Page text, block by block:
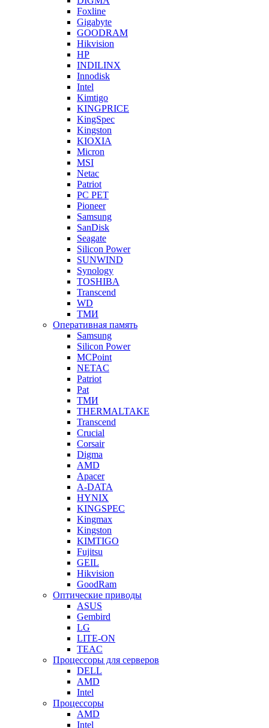
Foxline
Gigabyte
GOODRAM
Hikvision
HP
INDILINX
Innodisk
Intel
Kimtigo
KINGPRICE
KingSpec
Kingston
KIOXIA
Micron
MSI
Netac
Patriot
PC PET
Pioneer
Samsung
SanDisk
Seagate
Silicon Power
SUNWIND
Synology
TOSHIBA
Transcend
WD
ТМИ
Оперативная память
Samsung
Silicon Power
MCPoint
NETAC
Patriot
Pat
ТМИ
THERMALTAKE
Transcend
Crucial
Corsair
Digma
AMD
Apacer
A-DATA
HYNIX
KINGSPEC
Kingmax
Kingston
KIMTIGO
Fujitsu
GEIL
Hikvision
GoodRam
Оптические приводы
ASUS
Gembird
LG
LITE-ON
TEAC
Процессоры для серверов
DELL
AMD
Intel
Процессоры
AMD
Intel